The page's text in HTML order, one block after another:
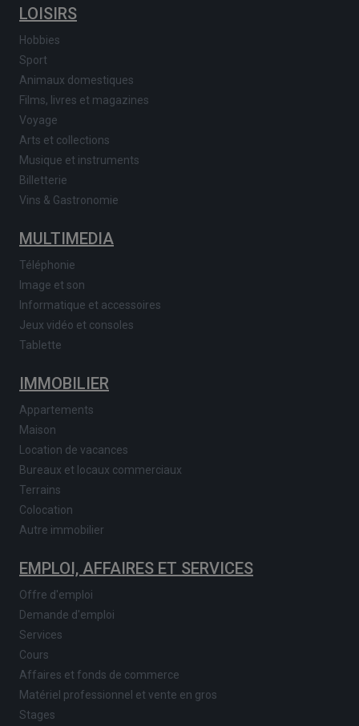
LOISIRS
Hobbies
Sport
Animaux domestiques
Films, livres et magazines
Voyage
Arts et collections
Musique et instruments
Billetterie
Vins & Gastronomie
MULTIMEDIA
Téléphonie
Image et son
Informatique et accessoires
Jeux vidéo et consoles
Tablette
IMMOBILIER
Appartements
Maison
Location de vacances
Bureaux et locaux commerciaux
Terrains
Colocation
Autre immobilier
EMPLOI, AFFAIRES ET SERVICES
Offre d'emploi
Demande d'emploi
Services
Cours
Affaires et fonds de commerce
Matériel professionnel et vente en gros
Stages